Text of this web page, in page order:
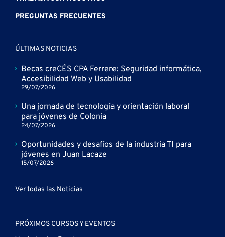
PREGUNTAS FRECUENTES
ÚLTIMAS NOTICIAS
Becas creCÉS CPA Ferrere: Seguridad informática,
Accesibilidad Web y Usabilidad
29/07/2026
Una jornada de tecnología y orientación laboral
para jóvenes de Colonia
24/07/2026
Oportunidades y desafíos de la industria TI para
jóvenes en Juan Lacaze
15/07/2026
Ver todas las Noticias
PRÓXIMOS CURSOS Y EVENTOS